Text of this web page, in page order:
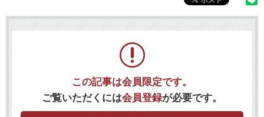
この記事は会員限定です。
ご覧いただくには会員登録が必要です。